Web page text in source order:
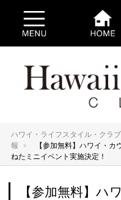
ハワイ・ライフスタイル・クラ
報
【参加無料】ハワイ・
ねたミニイベント実施決定！
【参加無料】ハ